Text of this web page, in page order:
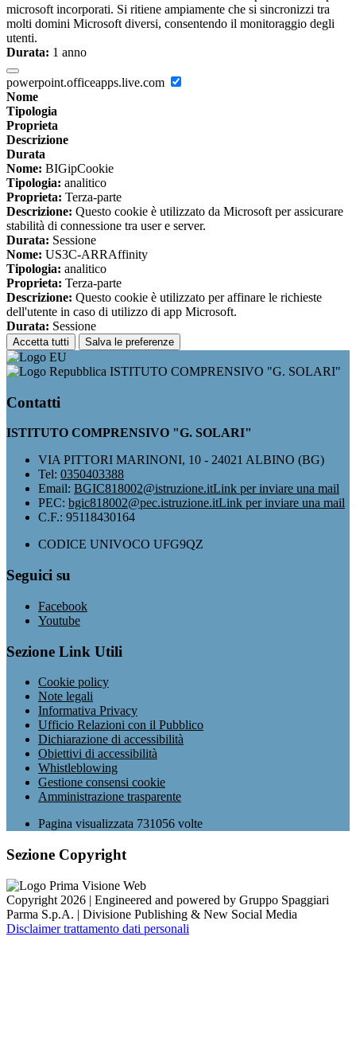
microsoft incorporati. Si ritiene ampiamente che si sincronizzi tra
molti domini Microsoft diversi, consentendo il monitoraggio degli
utenti.
Durata: 1 anno
powerpoint.officeapps.live.com
Nome
Tipologia
Proprieta
Descrizione
Durata
Nome: BIGipCookie
Tipologia: analitico
Proprieta: Terza-parte
Descrizione: Questo cookie è utilizzato da Microsoft per assicurare
stabilità di connessione tra user e server.
Durata: Sessione
Nome: US3C-ARRAffinity
Tipologia: analitico
Proprieta: Terza-parte
Descrizione: Questo cookie è utilizzato per affinare le richieste
dell'utente in caso di utilizzo di app Microsoft.
Durata: Sessione
Accetta tutti Salva le preferenze
ISTITUTO COMPRENSIVO "G. SOLARI"
Contatti
ISTITUTO COMPRENSIVO "G. SOLARI"
VIA PITTORI MARINONI, 10 - 24021 ALBINO (BG)
Tel: 0350403388
Email: BGIC818002@istruzione.itLink per inviare una mail
PEC: bgic818002@pec.istruzione.itLink per inviare una mail
C.F.: 95118430164
CODICE UNIVOCO UFG9QZ
Seguici su
Facebook
Youtube
Sezione Link Utili
Cookie policy
Note legali
Informativa Privacy
Ufficio Relazioni con il Pubblico
Dichiarazione di accessibilità
Obiettivi di accessibilità
Whistleblowing
Gestione consensi cookie
Amministrazione trasparente
Pagina visualizzata 731056 volte
Sezione Copyright
Copyright 2026 | Engineered and powered by Gruppo Spaggiari
Parma S.p.A. | Divisione Publishing & New Social Media
Disclaimer trattamento dati personali